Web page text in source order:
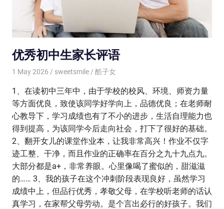
优秀初中生家长评语
1 May 2026 sweetsmile 酷子女
1、在读初中三年中，由于学校的校风、环境、师资力量
等方面优良，致使该同学好学向上，品德优良；在老师耐
心教导下，学习成绩也有了不小的进步，生活自理能力也
得到提高，为该同学今后走向社会，打下了很好的基础。
2、翻开女儿的课堂作业本，让我非常高兴！作业不仅字
迹工整、干净，而且作业的正确率在百分之九十九点九。
大部分都是a+，非常养眼。心里像喝了蜜似的，甜滋滋
的…… 3、我的孩子在这个冲刺阶段表现良好，虽然学习
成绩中上，但品行优秀，孝敬父母，在学校听老师的话认
真学习，在家帮父母劳动。是个言出必行的好孩子。我们